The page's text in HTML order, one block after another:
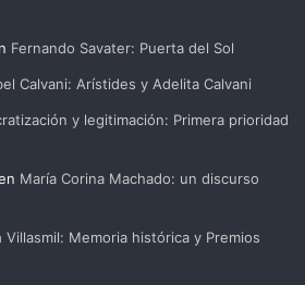
Fernando Savater: Puerta del Sol
Calvani: Arístides y Adelita Calvani
y legitimación: Primera prioridad
María Corina Machado: un discurso
Villasmil: Memoria histórica y Premios